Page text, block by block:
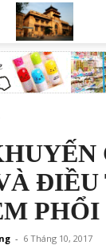
ĐIỀU
PHỔI
- 6 Tháng 10, 2017